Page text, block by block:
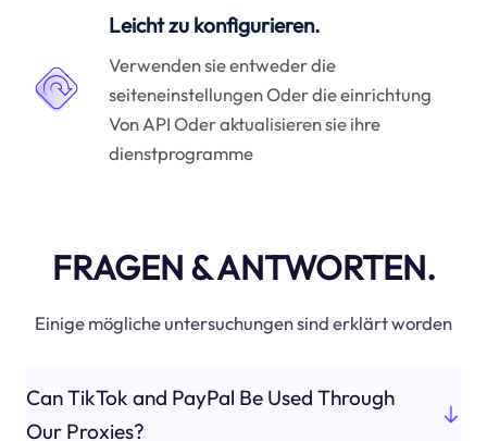
Leicht zu konfigurieren.
Verwenden sie entweder die
seiteneinstellungen Oder die einrichtung
Von API Oder aktualisieren sie ihre
dienstprogramme
FRAGEN & ANTWORTEN.
Einige mögliche untersuchungen sind erklärt worden
Can TikTok and PayPal Be Used Through
Our Proxies?